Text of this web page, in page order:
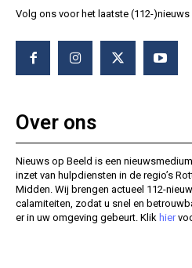
Volg ons voor het laatste (112-
Over ons
Nieuws op Beeld is een
inzet van hulpdiensten in de regio’s
Midden. Wij brengen actueel 112-
calamiteiten, zodat u snel en
er in uw omgeving gebeurt. Klik hier